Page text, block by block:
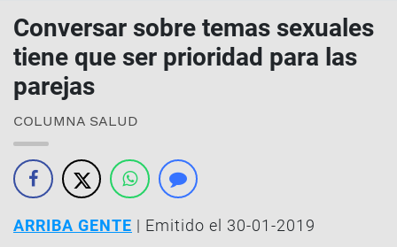
Conversar sobre temas sexuales
tiene que ser prioridad para las
parejas
COLUMNA SALUD
ARRIBA GENTE | Emitido el 30-01-2019